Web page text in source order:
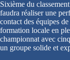
Sixième du
faudra réaliser une
contact des équipes
formation locale en
championnat avec
un groupe solide et